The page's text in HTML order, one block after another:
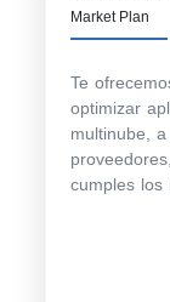
Market Plan
Te
optimizar
multinube,
cumples los